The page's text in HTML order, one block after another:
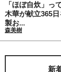
「ほぼ自炊」っ
木華が献立365
製お...
森美樹
新